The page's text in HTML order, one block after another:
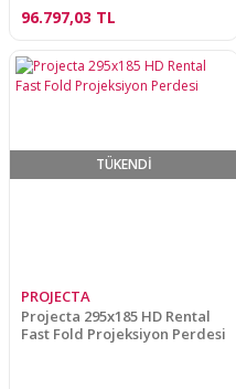
96.797,03 TL
TÜKENDİ
PROJECTA
Projecta 295x185 HD Rental
Fast Fold Projeksiyon Perdesi